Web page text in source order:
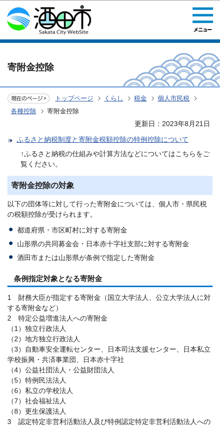
このページの本文へ移動
寄附金控除
トップページ くらし 税金
個人市民税
各種控除
寄附金控除
更新日：2023年8月21日
ふるさと納税制度と寄附金税額控除の特例控除について
↑ふるさと納税の仕組みや計算方法などについてはこちらをご
覧ください。
寄附金控除の対象
以下の団体等に対して行った寄附金については、個人市・県民税
の税額控除が受けられます。
都道府県・市区町村に対する寄附金
山形県の共同募金会・日本赤十字社支部に対する寄附金
酒田市または山形県が条例で指定した寄附金
条例指定対象となる寄附金
1 財務大臣が指定する寄附金（国立大学法人、公立大学法人に対
する寄附金など）
2 特定公益増進法人への寄附金
（1）独立行政法人
（2）地方独立行政法人
（3）自動車安全運転センター、日本司法支援センター、日本私立
学校振興・共済事業団、日本赤十字社
（4）公益社団法人・公益財団法人
（5）特例民法法人
（6）私立の学校法人
（7）社会福祉法人
（8）更生保護法人
3 認定特定非営利活動法人及び特例認定特定非営利活動法人への